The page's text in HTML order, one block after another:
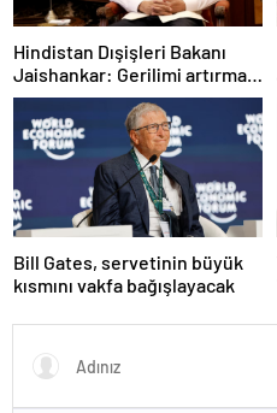
Hindistan Dışişleri Bakanı
Jaishankar: Gerilimi artırmak
gibi bir niyetimiz yok
Bill Gates, servetinin büyük
kısmını vakfa bağışlayacak